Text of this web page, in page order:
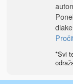
*Svi